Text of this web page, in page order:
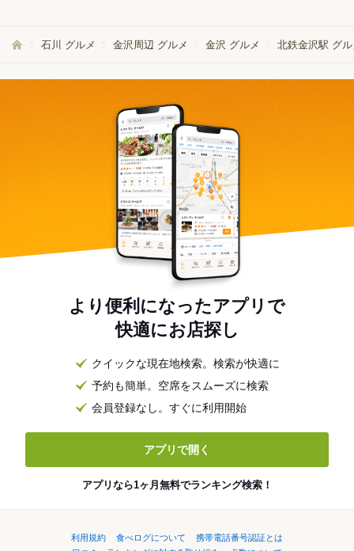
石川 グルメ 金沢周辺 グルメ 金沢 グルメ 北鉄金沢駅 グ
より便利になったアプリで
快適にお店探し
クイックな現在地検索。検索が快適に
予約も簡単。空席をスムーズに検索
会員登録なし。すぐに利用開始
アプリで開く
アプリなら1ヶ月無料でランキング検索！
利用規約 食べログについて
携帯電話番号認証とは